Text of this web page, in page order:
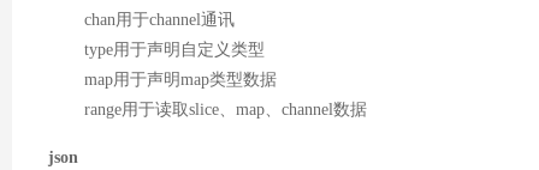
chan用于channel通讯
type用于声明自定义类型
map用于声明map类型数据
range用于读取slice、map、channel数据
json